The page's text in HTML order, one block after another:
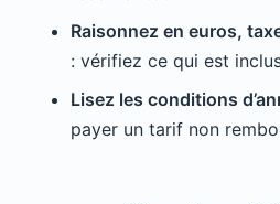
Raisonnez en euros,
: vérifiez ce qui est
Lisez les conditions
payer un tarif non